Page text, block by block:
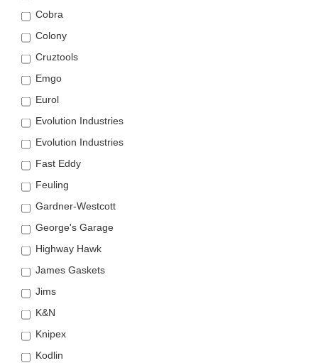
Cobra
Colony
Cruztools
Emgo
Eurol
Evolution Industries
Evolution Industries
Fast Eddy
Feuling
Gardner-Westcott
George's Garage
Highway Hawk
James Gaskets
Jims
K&N
Knipex
Kodlin